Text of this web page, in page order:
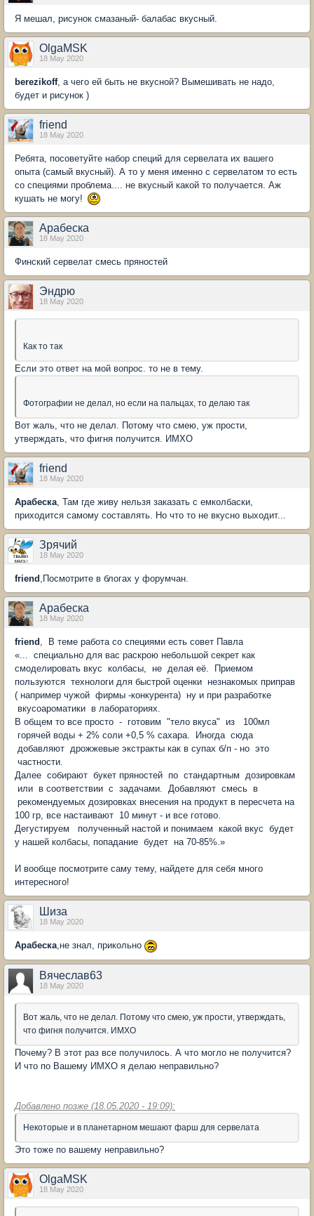
Я мешал, рисунок смазаный- балабас вкусный.
OlgaMSK
18 May 2020
berezikoff, а чего ей быть не вкусной? Вымешивать не надо,
будет и рисунок )
friend
18 May 2020
Ребята, посоветуйте набор специй для сервелата их вашего
опыта (самый вкусный). А то у меня именно с сервелатом то есть
со специями проблема.... не вкусный какой то получается. Аж
кушать не могу!
Арабеска
18 May 2020
Финский сервелат смесь пряностей
Эндрю
18 May 2020
Как то так
Если это ответ на мой вопрос. то не в тему.
Фотографии не делал, но если на пальцах, то делаю так
Вот жаль, что не делал. Потому что смею, уж прости,
утверждать, что фигня получится. ИМХО
friend
18 May 2020
Арабеска, Там где живу нельзя заказать с емколбаски,
приходится самому составлять. Но что то не вкусно выходит...
Зрячий
18 May 2020
friend ,Посмотрите в блогах у форумчан.
Арабеска
18 May 2020
friend , В теме работа со специями есть совет Павла
«... специально для вас раскрою небольшой секрет как
смоделировать вкус колбасы, не делая её. Приемом
пользуются технологи для быстрой оценки незнакомых приправ
( например чужой фирмы -конкурента) ну и при разработке
вкусоароматики в лабораториях.
В общем то все просто - готовим "тело вкуса" из 100мл
горячей воды + 2% соли +0,5 % сахара. Иногда сюда
добавляют дрожжевые экстракты как в супах б/п - но это
частности.
Далее собирают букет пряностей по стандартным дозировкам
или в соответствии с задачами. Добавляют смесь в
рекомендуемых дозировках внесения на продукт в пересчета на
100 гр, все настаивают 10 минут - и все готово.
Дегустируем полученный настой и понимаем какой вкус будет
у нашей колбасы, попадание будет на 70-85%.»
И вообще посмотрите саму тему, найдете для себя много
интересного!
Шиза
18 May 2020
Арабеска,не знал, прикольно
Вячеслав63
18 May 2020
Вот жаль, что не делал. Потому что смею, уж прости, утверждать,
что фигня получится. ИМХО
Почему? В этот раз все получилось. А что могло не получится?
И что по Вашему ИМХО я делаю неправильно?
Добавлено позже (18.05.2020 - 19:09):
Некоторые и в планетарном мешают фарш для сервелата
Это тоже по вашему неправильно?
OlgaMSK
18 May 2020